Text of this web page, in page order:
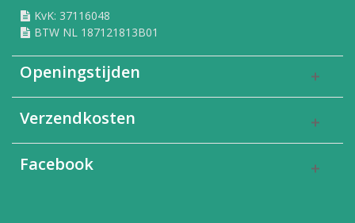
KvK: 37116048
BTW NL 187121813B01
Openingstijden
Verzendkosten
Facebook